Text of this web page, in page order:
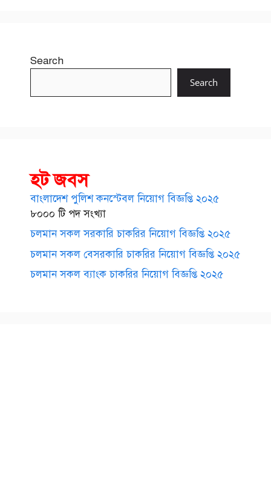
Search
Search
হট জবস
বাংলাদেশ পুলিশ কনস্টেবল নিয়োগ বিজ্ঞপ্তি ২০২৫
৮০০০ টি পদ সংখ্যা
চলমান সকল সরকারি চাকরির নিয়োগ বিজ্ঞপ্তি ২০২৫
চলমান সকল বেসরকারি চাকরির নিয়োগ বিজ্ঞপ্তি ২০২৫
চলমান সকল ব্যাংক চাকরির নিয়োগ বিজ্ঞপ্তি ২০২৫